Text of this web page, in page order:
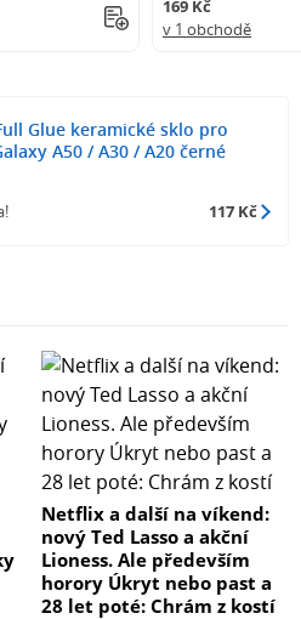
169 Kč
v 1 obchodě
Glue keramické sklo pro
A50 / A30 / A20 černé
117 Kč
Netflix a další na víkend:
nový Ted Lasso a akční
Lioness. Ale především
horory Úkryt nebo past a
28 let poté: Chrám z kostí